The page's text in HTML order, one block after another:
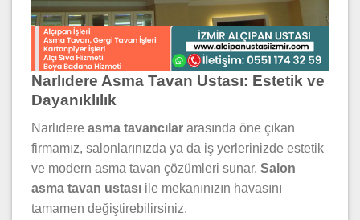
Narlıdere Asma Tavan Ustası: Estetik ve
Dayanıklılık
Narlıdere asma tavancılar arasında öne çıkan
firmamız, salonlarınızda ya da iş yerlerinizde estetik
ve modern asma tavan çözümleri sunar. Salon
asma tavan ustası ile mekanınızın havasını
tamamen değiştirebilirsiniz.